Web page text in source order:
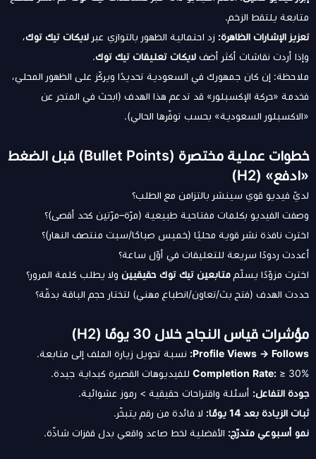
متابعة يلتقط الزخم.
تعزيز الإشارات الظاهرة: زد احتمالية الظهور بالتوازي عبر لايكات تيك توك،
وإذا أردت نقاشات أكثر أضف لايكات تعليقات تيك توك.
ملاحظة: إن كان جمهورك في السعودية تحديدًا ويركّز على الظهور المحلي،
فخدمة «حركة الإكسبلور» قد تدعم هذا الهدف (ابحث في المتجر عن
«الاكسبلور السعودية» بحسب توفّرها الحالي).
خطوات عملية مختصرة (Bullet Points) قبل الضغط
«ادفع» (H2)
لديّ فيديو قوي سينشر بالتزامن مع الطلب؟
وصفت الفيديو بكلمات مفتاحية طبيعية (مرّة–مرّتين كحد أقصى)؟
اخترت نافذة نشر قوية محليًا (خميس صباحًا/سبت منتصف النهار)؟
أعددت ردودًا سريعة للتعليقات في أوّل ساعة؟
اخترت مزوّدًا يسلّم متابعين تيك توك حقيقيين ولا يطلب كلمة المرور؟
حددت الهدف (فتح بث/تعاون/انطباع مهني) لتختار حجم الباقة بدقّة؟
مؤشرات قياس النجاح خلال 30 يومًا (H2)
Profile Views → Follows:
نسبة تحويل زيارة الملف إلى متابعة.
Completion Rate: ≥ 30% للفيديوهات القصيرة كبداية جيدة.
جودة التفاعل: أسئلة واقتراحات حقيقية > رموز عشوائية.
ثبات الزيادة بعد 14 يومًا:
لا فائدة من رقم يتبخّر.
نمو أسبوعي متدرّج: الأفضلية لخط صاعد واقعي بدل قفزات شاذّة.